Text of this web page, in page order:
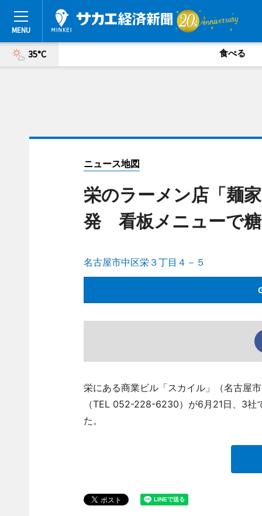
35°C 食べる
ニュース地図
栄のラーメン店「麺
発 看板メニューで
名古屋市中区栄３丁目４－５
栄にある商業ビル「スカイル」（名古屋
（TEL 052-228-6230）が6月21日、3社
た。